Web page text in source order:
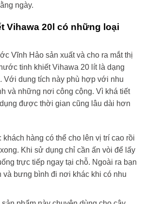
ngày.
Vihawa 20l có những loại
Vĩnh Hảo sản xuất và cho ra mắt thị
tinh khiết Vihawa 20 lít là dạng
Với dung tích này phù hợp với nhu
và những nơi công cộng. Vì khá tiết
được thời gian cũng lâu dài hơn
hàng có thể cho lên vị trí cao rồi
Khi sử dụng chỉ cần ấn vòi để lấy
trực tiếp ngay tại chỗ. Ngoài ra bạn
và bưng bình đi nơi khác khi có nhu